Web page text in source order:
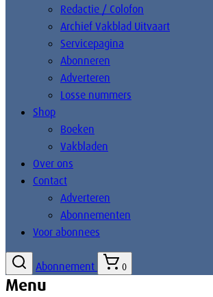
Redactie / Colofon
Archief Vakblad Uitvaart
Servicepagina
Abonneren
Adverteren
Losse nummers
Shop
Boeken
Vakbladen
Over ons
Contact
Adverteren
Abonnementen
Voor abonnees
Abonnement 0
Menu